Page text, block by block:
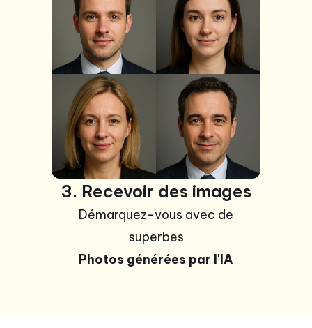
3. Recevoir des images
Démarquez-vous avec de
superbes
Photos générées par l'IA